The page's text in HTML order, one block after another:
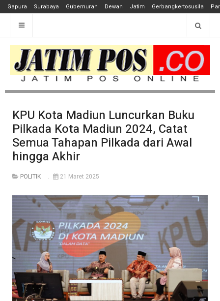
Gapura Surabaya Gubernuran Dewan Jatim Gerbangkertosusila
KPU Kota Madiun Luncurkan Buku
Pilkada Kota Madiun 2024, Catat
Semua Tahapan Pilkada dari Awal
hingga Akhir
POLITIK 21 Maret 2025